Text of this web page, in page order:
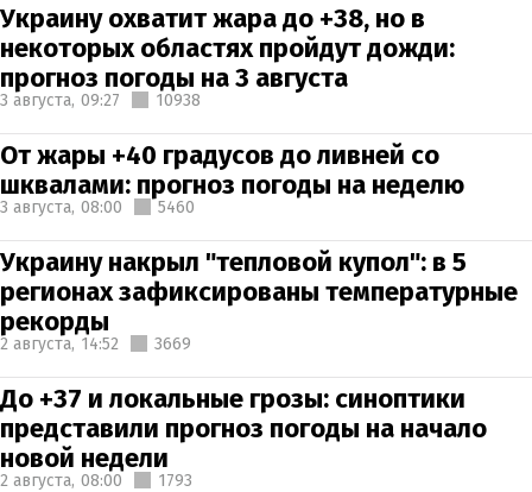
Украину охватит жара до +38, но в
некоторых областях пройдут дожди:
прогноз погоды на 3 августа
3 августа, 09:27 10938
От жары +40 градусов до ливней со
шквалами: прогноз погоды на неделю
3 августа, 08:00 5460
Украину накрыл "тепловой купол": в 5
регионах зафиксированы температурные
рекорды
2 августа, 14:52 3669
До +37 и локальные грозы: синоптики
представили прогноз погоды на начало
новой недели
2 августа, 08:00 1793